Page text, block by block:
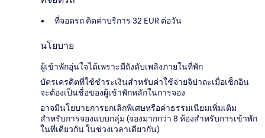
ที่จอดรถ คิดค่าบริการ 32 EUR ต่อวัน
นโยบาย
ผู้เข้าพักอุ่นใจได้เพราะมีถังดับเพลิงภายในที่พัก
บัตรเครดิตที่ใช้ชำระเงินสำหรับค่าใช้จ่ายจิปาถะเมื่อเช็กอิน
จะต้องเป็นชื่อของผู้เข้าพักหลักในการจอง
อาจมีนโยบายการยกเลิกพิเศษหรือค่าธรรมเนียมเพิ่มเติม
สำหรับการจองแบบกลุ่ม (จองมากกว่า 8 ห้องสำหรับการเข้าพัก
ในที่เดียวกัน ในช่วงเวลาเดียวกัน)